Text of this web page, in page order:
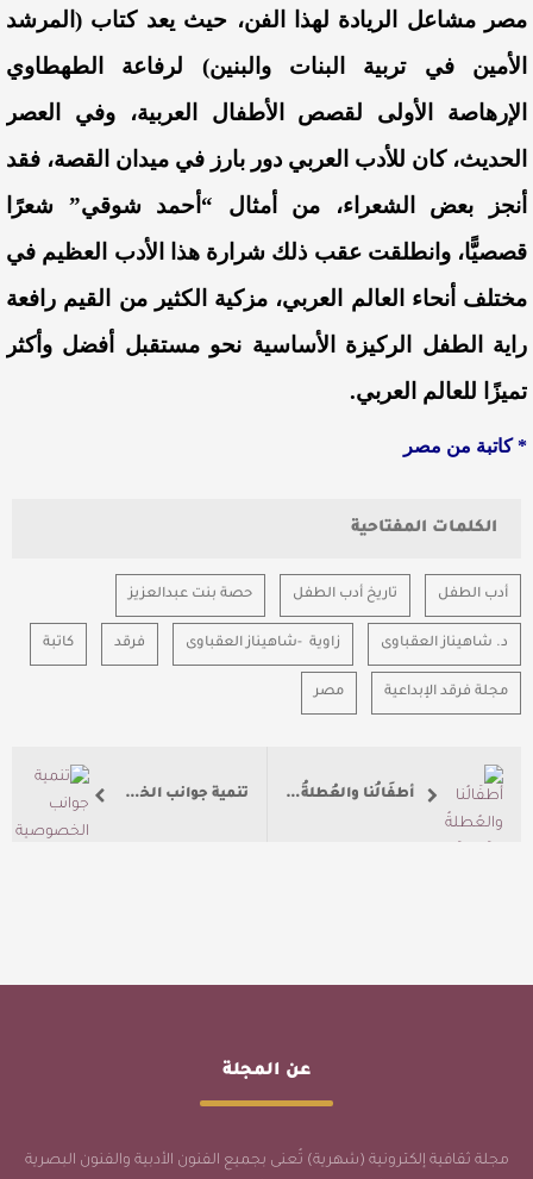
مصر مشاعل الريادة لهذا الفن، حيث يعد كتاب (المرشد
الأمين في تربية البنات والبنين) لرفاعة الطهطاوي
الإرهاصة الأولى لقصص الأطفال العربية، وفي العصر
الحديث، كان للأدب العربي دور بارز في ميدان القصة، فقد
أنجز بعض الشعراء، من أمثال “أحمد شوقي” شعرًا
قصصيًّا، وانطلقت عقب ذلك شرارة هذا الأدب العظيم في
مختلف أنحاء العالم العربي، مزكية الكثير من القيم رافعة
راية الطفل الركيزة الأساسية نحو مستقبل أفضل وأكثر
تميزًا للعالم العربي.
* كاتبة من مصر
الكلمات المفتاحية
أدب الطفل تاريخ أدب الطفل حصة بنت عبدالعزيز
د. شاهيناز العقباوى زاوية -شاهيناز العقباوى فرقد كاتبة
مجلة فرقد الإبداعية مصر
أطفَالُنا والعُطلةُ الصَّيفيَّة تنمية جوانب الخصوصية والإبداع.. في أدب الطفل
عن المجلة
مجلة ثقافية إلكترونية (شهرية) تُعنى بجميع الفنون الأدبية والفنون البصرية